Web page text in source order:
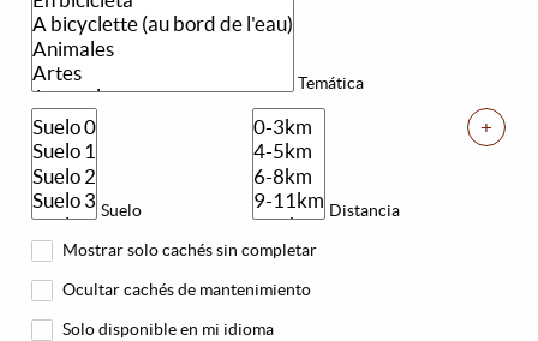
Temática
Suelo Distancia
+
Mostrar solo cachés sin completar
Ocultar cachés de mantenimiento
Solo disponible en mi idioma